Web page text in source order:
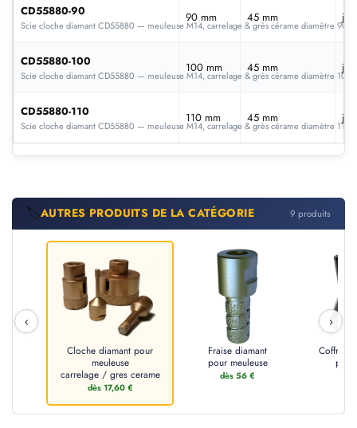
CD55880-90
Scie cloche diamant CD55880 — meuleuse M14, carrelage & grès cérame diamètre 90
90 mm 45 mm
CD55880-100
Scie cloche diamant CD55880 — meuleuse M14, carrelage & grès cérame diamètre 100
100 mm 45 mm
CD55880-110
Scie cloche diamant CD55880 — meuleuse M14, carrelage & grès cérame diamètre 110
110 mm 45 mm
🏷️AUTRES PRODUITS DE LA CATÉGORIE 9 produits
‹ ›
Cloche diamant pour
meuleuse
carrelage / gres cerame
dès 17,60 €
Fraise diamant
pour meuleuse
dès 56 €
Coffret
pour